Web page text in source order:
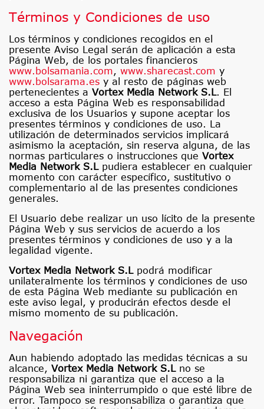
Términos y Condiciones de uso
Los términos y condiciones recogidos en el
presente Aviso Legal serán de aplicación a esta
Página Web, de los portales financieros
www.bolsamania.com, www.sharecast.com y
www.bolsarama.es y al resto de páginas web
pertenecientes a Vortex Media Network S.L. El
acceso a esta Página Web es responsabilidad
exclusiva de los Usuarios y supone aceptar los
presentes términos y condiciones de uso. La
utilización de determinados servicios implicará
asimismo la aceptación, sin reserva alguna, de las
normas particulares o instrucciones que Vortex
Media Network S.Lpudiera establecer en cualquier
momento con carácter específico, sustitutivo o
complementario al de las presentes condiciones
generales.
El Usuario debe realizar un uso lícito de la presente
Página Web y sus servicios de acuerdo a los
presentes términos y condiciones de uso y a la
legalidad vigente.
Vortex Media Network S.Lpodrá modificar
unilateralmente los términos y condiciones de uso
de esta Página Web mediante su publicación en
este aviso legal, y producirán efectos desde el
mismo momento de su publicación.
Navegación
Aun habiendo adoptado las medidas técnicas a su
alcance, Vortex Media Network S.Lno se
responsabiliza ni garantiza que el acceso a la
Página Web sea ininterrumpido o que esté libre de
error. Tampoco se responsabiliza o garantiza que